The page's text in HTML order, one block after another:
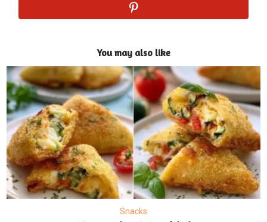
You may also like
Snacks